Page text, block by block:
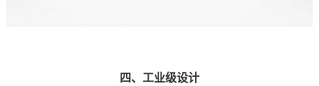
四、工业级设计